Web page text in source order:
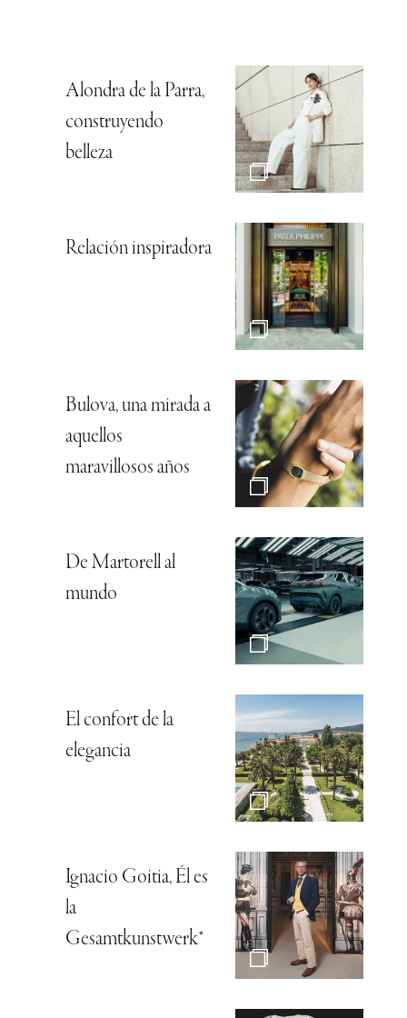
Alondra de la Parra,
construyendo
belleza
Relación inspiradora
Bulova, una mirada a
aquellos
maravillosos años
De Martorell al
mundo
El confort de la
elegancia
Ignacio Goitia, Él es
la
Gesamtkunstwerk*